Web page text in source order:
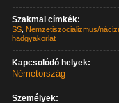
Szakmai címkék:
SS Nemzetiszocializmus/
hadgyakorlat
Kapcsolódó helyek:
Németország
Személyek: